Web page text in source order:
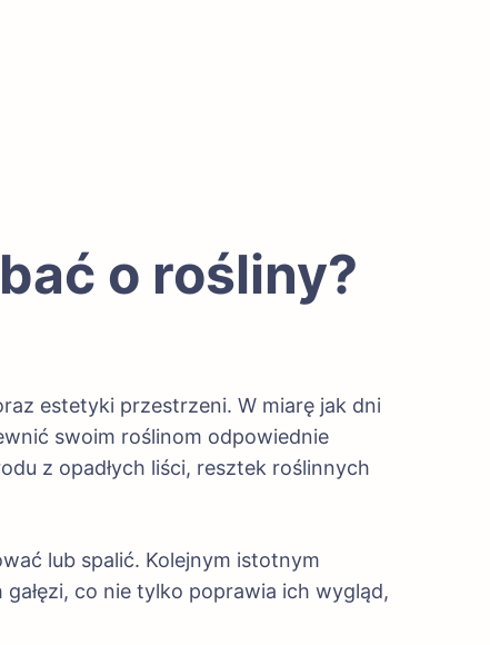
o rośliny?
estetyki przestrzeni. W miarę jak dni
swoim roślinom odpowiednie
z opadłych liści, resztek roślinnych
lub spalić. Kolejnym istotnym
co nie tylko poprawia ich wygląd,